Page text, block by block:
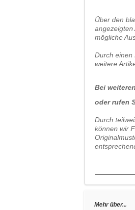
Über den
angezeigten
mögliche
Durch einen
weitere
Bei
oder rufen
Durch
können wir
Mehr über...